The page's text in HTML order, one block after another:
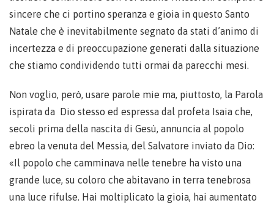
sincere che ci portino speranza e gioia in questo Santo
Natale che è inevitabilmente segnato da stati d’animo di
incertezza e di preoccupazione generati dalla situazione
che stiamo condividendo tutti ormai da parecchi mesi.
Non voglio, però, usare parole mie ma, piuttosto, la Parola
ispirata da Dio stesso ed espressa dal profeta Isaia che,
secoli prima della nascita di Gesù, annuncia al popolo
ebreo la venuta del Messia, del Salvatore inviato da Dio:
«Il popolo che camminava nelle tenebre ha visto una
grande luce, su coloro che abitavano in terra tenebrosa
una luce rifulse. Hai moltiplicato la gioia, hai aumentato